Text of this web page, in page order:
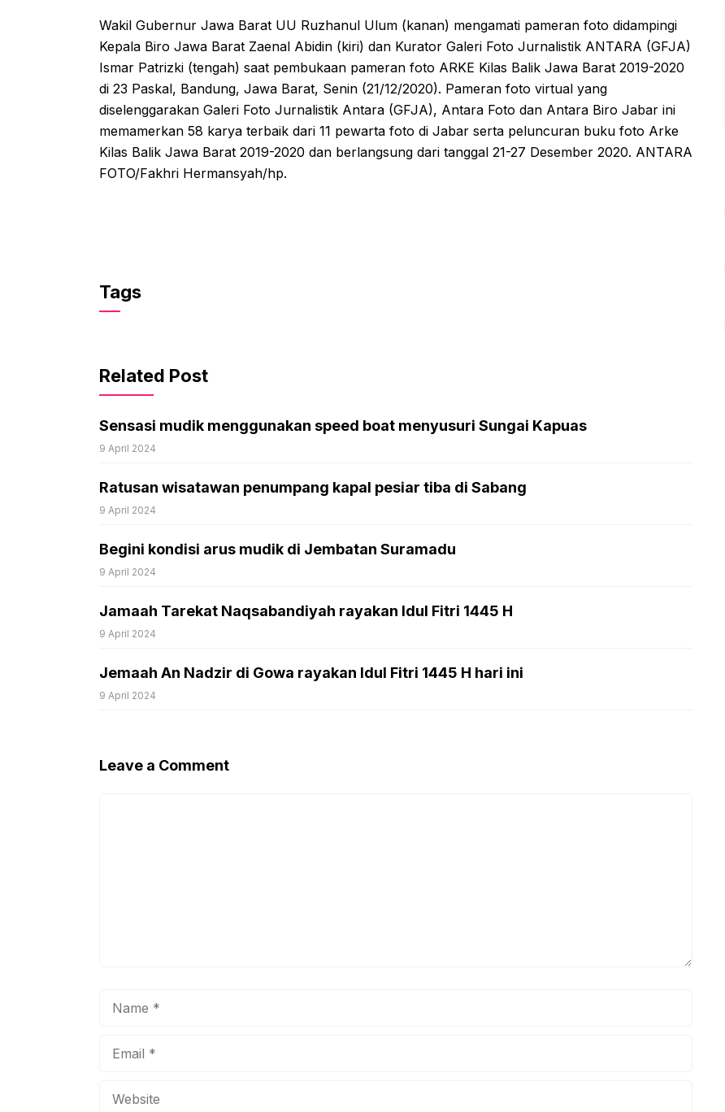
Wakil Gubernur Jawa Barat UU Ruzhanul Ulum (kanan) mengamati pameran foto didampingi
Kepala Biro Jawa Barat Zaenal Abidin (kiri) dan Kurator Galeri Foto Jurnalistik ANTARA (GFJA)
Ismar Patrizki (tengah) saat pembukaan pameran foto ARKE Kilas Balik Jawa Barat 2019-2020
di 23 Paskal, Bandung, Jawa Barat, Senin (21/12/2020). Pameran foto virtual yang
diselenggarakan Galeri Foto Jurnalistik Antara (GFJA), Antara Foto dan Antara Biro Jabar ini
memamerkan 58 karya terbaik dari 11 pewarta foto di Jabar serta peluncuran buku foto Arke
Kilas Balik Jawa Barat 2019-2020 dan berlangsung dari tanggal 21-27 Desember 2020. ANTARA
FOTO/Fakhri Hermansyah/hp.
Tags
Related Post
Sensasi mudik menggunakan speed boat menyusuri Sungai Kapuas
9 April 2024
Ratusan wisatawan penumpang kapal pesiar tiba di Sabang
9 April 2024
Begini kondisi arus mudik di Jembatan Suramadu
9 April 2024
Jamaah Tarekat Naqsabandiyah rayakan Idul Fitri 1445 H
9 April 2024
Jemaah An Nadzir di Gowa rayakan Idul Fitri 1445 H hari ini
9 April 2024
Leave a Comment